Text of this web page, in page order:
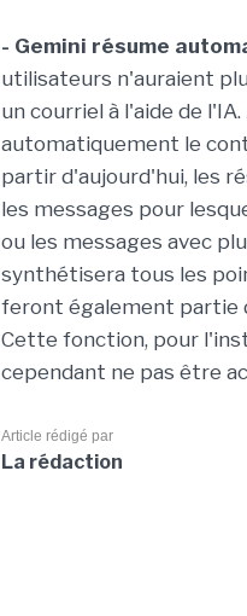
- Gemini résume
utilisateurs n'auraient
un courriel à l'aide de
automatiquement le
partir d'aujourd'hui, les
les messages pour
ou les messages avec
synthétisera tous les
feront également partie
Cette fonction, pour
cependant ne pas être
Article rédigé par
La rédaction